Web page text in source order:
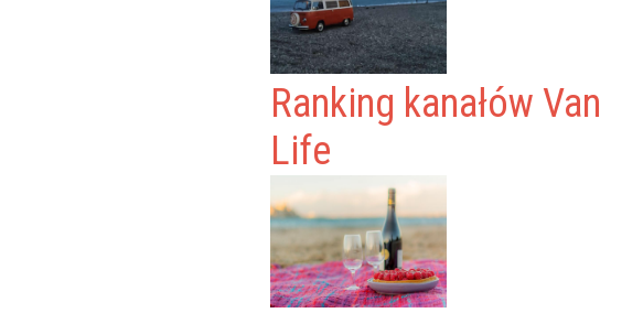
Ranking kanałów Van
Life